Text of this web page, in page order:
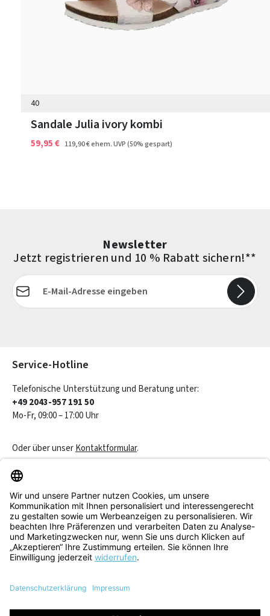
40
Sandale Julia ivory kombi
59,95 € 119,90 €ehem. UVP(50% gespart)
Newsletter
Jetzt registrieren und 10 % Rabatt sichern!**
E-Mail-Adresse*
Service-Hotline
Telefonische Unterstützung und Beratung unter:
+49 2043-957 191 50
Mo-Fr, 09:00 – 17:00 Uhr
Oder über unserKontaktformular.
Service & Beratung
Informationen